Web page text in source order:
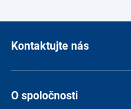
Kontaktujte nás
O spoločnosti